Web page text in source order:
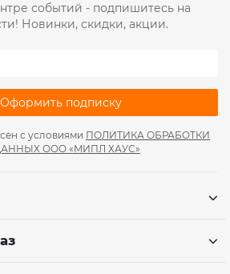
событий - подпишитесь на
Новинки, скидки, акции.
Оформить подписку
с условиями ПОЛИТИКА ОБРАБОТКИ
ООО «МИПЛ ХАУС»